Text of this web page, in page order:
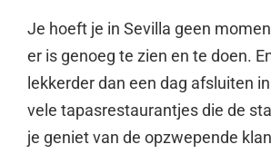
Je hoeft je in Sevilla geen
er is genoeg te zien en te doen.
lekkerder dan een dag afsluiten
vele tapasrestaurantjes die de
je geniet van de opzwepende